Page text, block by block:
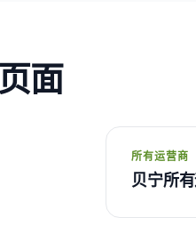
面
所有运营商
贝宁所